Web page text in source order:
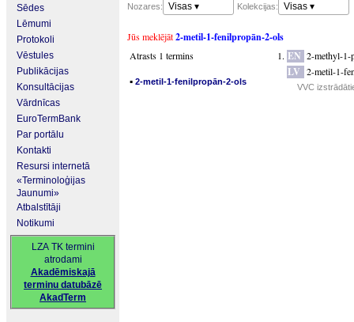
Sēdes
Lēmumi
Protokoli
Vēstules
Publikācijas
Konsultācijas
Vārdnīcas
EuroTermBank
Par portālu
Kontakti
Resursi internetā
«Terminoloģijas
Jaunumi»
Atbalstītāji
Notikumi
LZA TK termini
atrodami
Akadēmiskajā
terminu datubāzē
AkadTerm
Nozares:
Visas ▾ Kolekcijas: Visas ▾
Jūs meklējāt2-metil-1-fenilpropān-2-ols
Atrasts 1 termins
▪ 2-metil-1-fenilpropān-2-ols
EN 2-methyl-1-
LV 2-metil-1-
VVC